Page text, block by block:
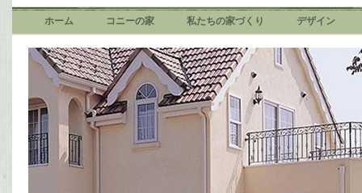
ホーム コニーの家 私たちの家づくり デザイン